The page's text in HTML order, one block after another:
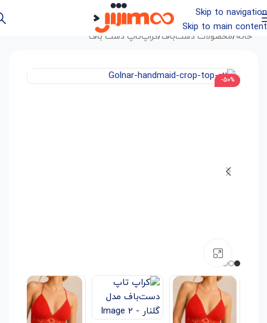
Skip to navigation
Skip to main content
خانه /محصولات دست‌باف/کراپ‌تاپ دست باف
-50%